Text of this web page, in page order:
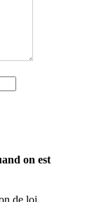
on est